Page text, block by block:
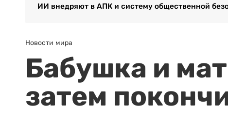
ИИ внедряют в АПК и систему общественной
Новости мира
Бабушка и
затем